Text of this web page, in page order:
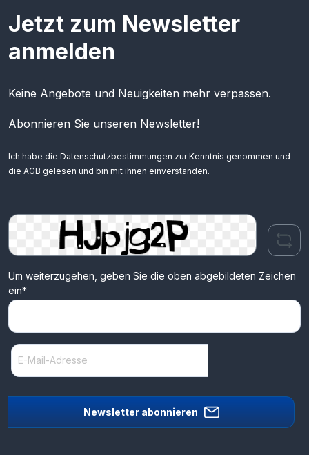
Jetzt zum Newsletter
anmelden
Keine Angebote und Neuigkeiten mehr verpassen.
Abonnieren Sie unseren Newsletter!
Ich habe die Datenschutzbestimmungen zur Kenntnis genommen und
die AGB gelesen und bin mit ihnen einverstanden.
Um weiterzugehen, geben Sie die oben abgebildeten Zeichen
ein*
Newsletter abonnieren